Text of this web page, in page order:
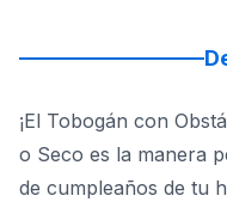
¡El Tobogán con
o Seco es la manera
de cumpleaños de tu